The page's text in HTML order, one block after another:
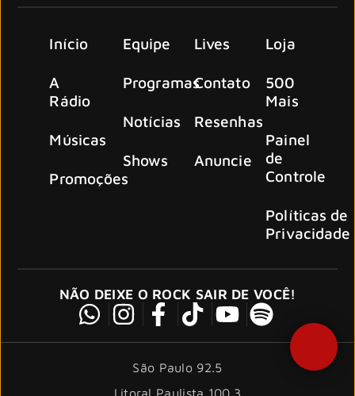
Início
A
Rádio
Músicas
Promoções
Equipe
Programas
Notícias
Shows
Lives
Contato
Resenhas
Anuncie
Loja
500
Mais
Painel
de
Controle
Políticas de
Privacidade
NÃO DEIXE O ROCK SAIR DE VOCÊ!
São Paulo 92.5
Litoral Paulista 100.3